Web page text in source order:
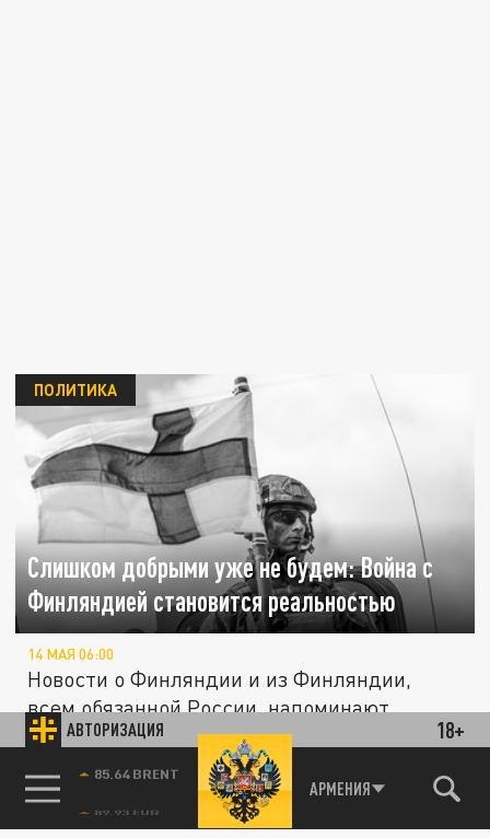
АВТОРИЗАЦИЯ 18+
АРМЕНИЯ
Слишком добрыми уже не будем: Война с
Финляндией становится реальностью
ПОЛИТИКА
14 МАЯ 06:00
Новости о Финляндии и из Финляндии,
всем обязанной России, напоминают
сводки о будущем театре военных...
ПОЛИТИКА